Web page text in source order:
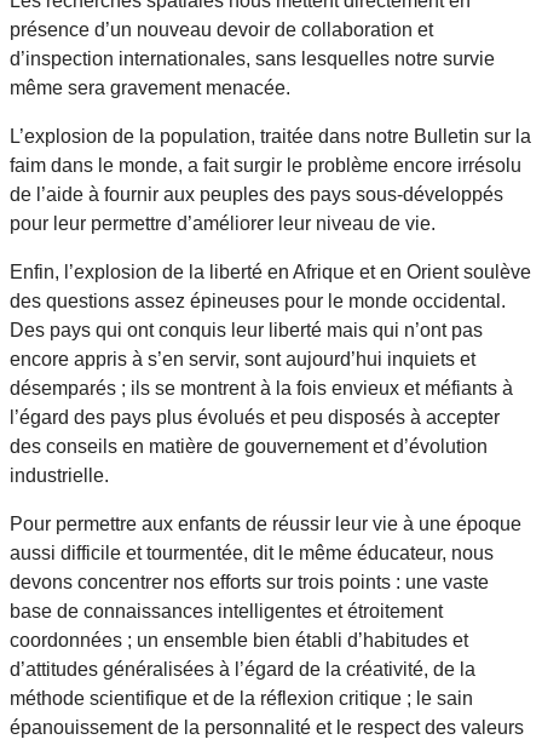
présence d’un nouveau devoir de collaboration et
d’inspection internationales, sans lesquelles notre survie
même sera gravement menacée.
L’explosion de la population, traitée dans notre Bulletin sur la
faim dans le monde, a fait surgir le problème encore irrésolu
de l’aide à fournir aux peuples des pays sous-développés
pour leur permettre d’améliorer leur niveau de vie.
Enfin, l’explosion de la liberté en Afrique et en Orient soulève
des questions assez épineuses pour le monde occidental.
Des pays qui ont conquis leur liberté mais qui n’ont pas
encore appris à s’en servir, sont aujourd’hui inquiets et
désemparés ; ils se montrent à la fois envieux et méfiants à
l’égard des pays plus évolués et peu disposés à accepter
des conseils en matière de gouvernement et d’évolution
industrielle.
Pour permettre aux enfants de réussir leur vie à une époque
aussi difficile et tourmentée, dit le même éducateur, nous
devons concentrer nos efforts sur trois points : une vaste
base de connaissances intelligentes et étroitement
coordonnées ; un ensemble bien établi d’habitudes et
d’attitudes généralisées à l’égard de la créativité, de la
méthode scientifique et de la réflexion critique ; le sain
épanouissement de la personnalité et le respect des valeurs